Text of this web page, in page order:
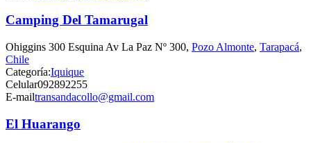
Camping Del Tamarugal
Ohiggins 300 Esquina Av La Paz Nº 300, Pozo Almonte, Tarapacá,
Chile
Categoría:Iquique
Celular092892255
E-mailtransandacollo@gmail.com
El Huarango